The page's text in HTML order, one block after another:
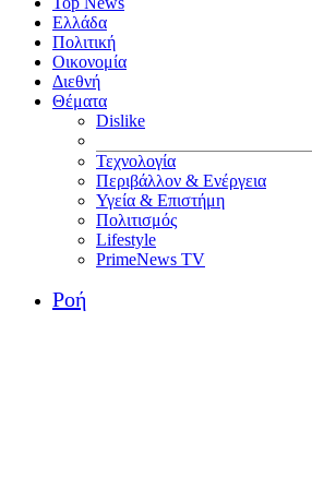
Ελλάδα
Πολιτική
Οικονομία
Διεθνή
Θέματα
Dislike
Τεχνολογία
Περιβάλλον & Ενέργεια
Υγεία & Επιστήμη
Πολιτισμός
Lifestyle
PrimeNews TV
Ροή